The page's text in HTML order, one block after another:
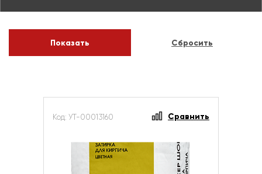
Код: УТ-00013160 Сравнить